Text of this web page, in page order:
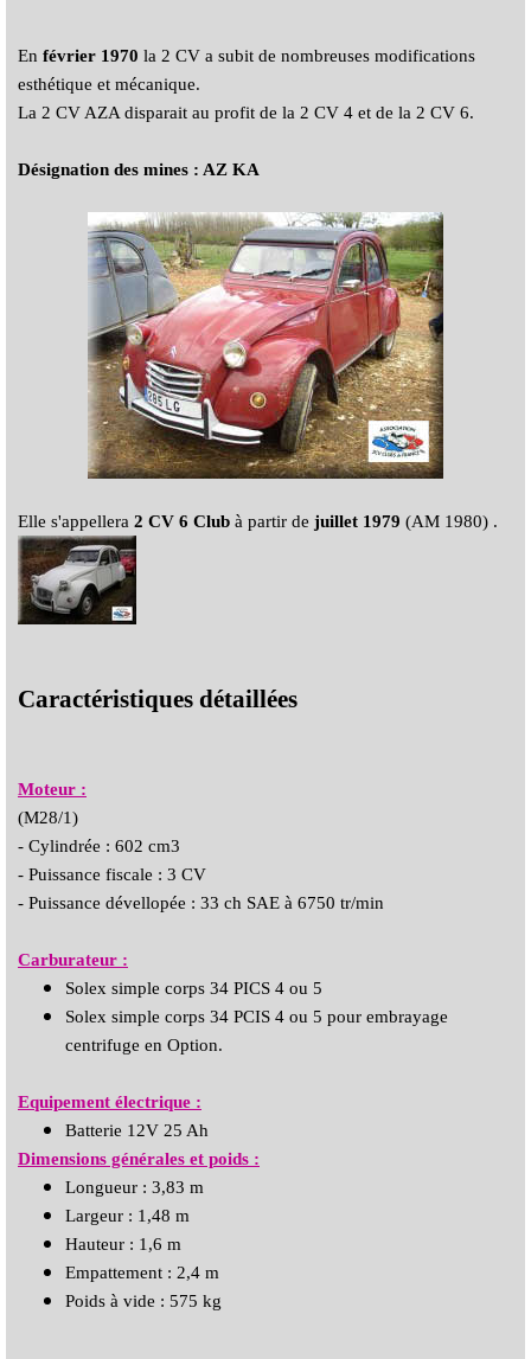
En février 1970 la 2 CV a subit de nombreuses modifications
esthétique et mécanique.
La 2 CV AZA disparait au profit de la 2 CV 4 et de la 2 CV 6.
Désignation des mines : AZ KA
Elle s'appellera 2 CV 6 Club à partir de juillet 1979 (AM 1980) .
Caractéristiques détaillées
Moteur :
(M28/1)
- Cylindrée : 602 cm3
- Puissance fiscale : 3 CV
- Puissance dévellopée : 33 ch SAE à 6750 tr/min
Carburateur :
Solex simple corps 34 PICS 4 ou 5
Solex simple corps 34 PCIS 4 ou 5 pour embrayage
centrifuge en Option.
Equipement électrique :
Batterie 12V 25 Ah
Dimensions générales et poids :
Longueur : 3,83 m
Largeur : 1,48 m
Hauteur : 1,6 m
Empattement : 2,4 m
Poids à vide : 575 kg